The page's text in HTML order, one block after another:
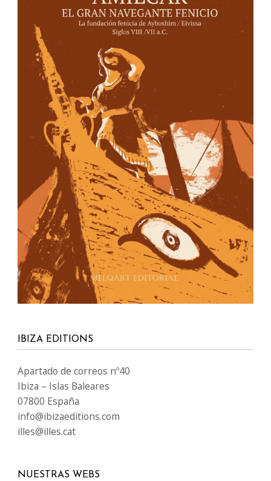
IBIZA EDITIONS
Apartado de correos nº40
Ibiza – Islas Baleares
07800 España
info@ibizaeditions.com
illes@illes.cat
NUESTRAS WEBS